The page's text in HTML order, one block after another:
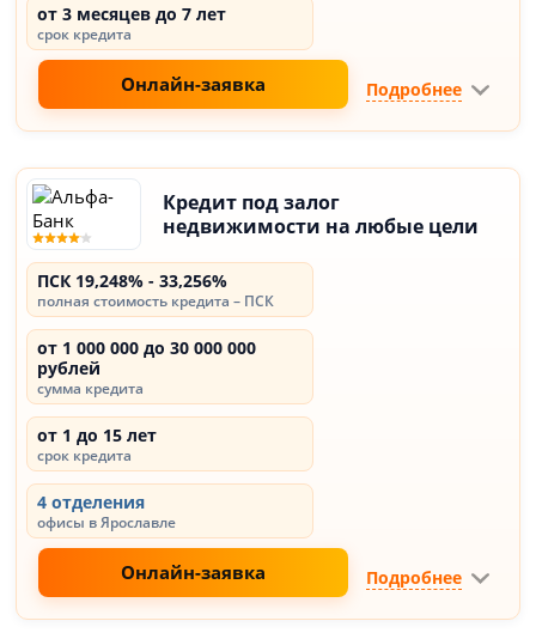
от 3 месяцев до 7 лет
срок кредита
Онлайн-заявка Подробнее
Кредит под залог
недвижимости на любые цели
ПСК 19,248% - 33,256%
полная стоимость кредита – ПСК
от 1 000 000 до 30 000 000
рублей
сумма кредита
от 1 до 15 лет
срок кредита
4 отделения
офисы в Ярославле
Онлайн-заявка Подробнее